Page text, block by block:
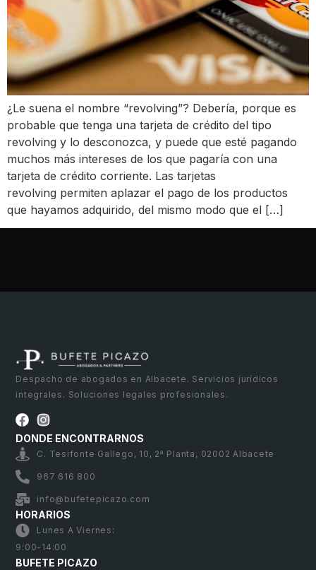
¿Le suena el nombre “revolving”? Debería, porque es
probable que tenga una tarjeta de crédito del tipo
revolving y lo desconozca, y puede que esté pagando
muchos más intereses de los que pagaría con una
tarjeta de crédito corriente. Las tarjetas
revolving permiten aplazar el pago de los productos
que hayamos adquirido, del mismo modo que el […]
Despacho de abogados en Albacete. Servicios jurídicos
integrales. Soluciones legales profesionales.
DONDE ENCONTRARNOS
C. Tesifonte Gallego, 10, 2ª Planta, 02002 Albacete
967 616 800
info@bufetepicazo.com
HORARIOS
Lunes A Viernes:
9:00-14:00
BUFETE PICAZO